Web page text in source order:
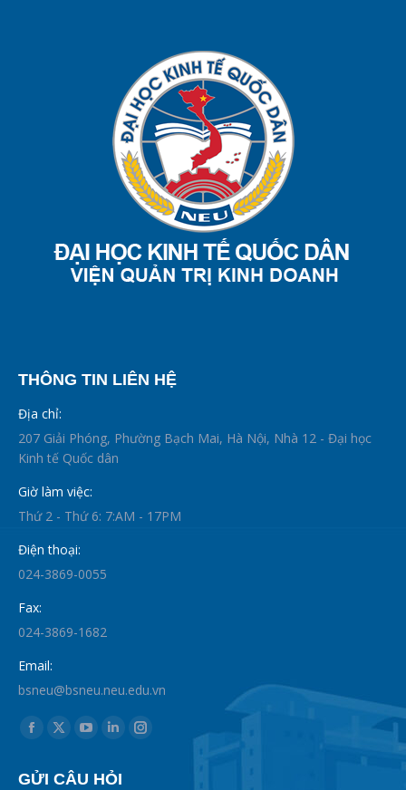
THÔNG TIN LIÊN HỆ
Địa chỉ:
207 Giải Phóng, Phường Bạch Mai, Hà Nội, Nhà 12 - Đại học
Kinh tế Quốc dân
Giờ làm việc:
Thứ 2 - Thứ 6: 7:AM - 17PM
Điện thoại:
024-3869-0055
Fax:
024-3869-1682
Email:
bsneu@bsneu.neu.edu.vn
Find us on:
Facebook
opens
X
opens
YouTube
opens
Linkedin
opens
Instagram
GỬI CÂU HỎI